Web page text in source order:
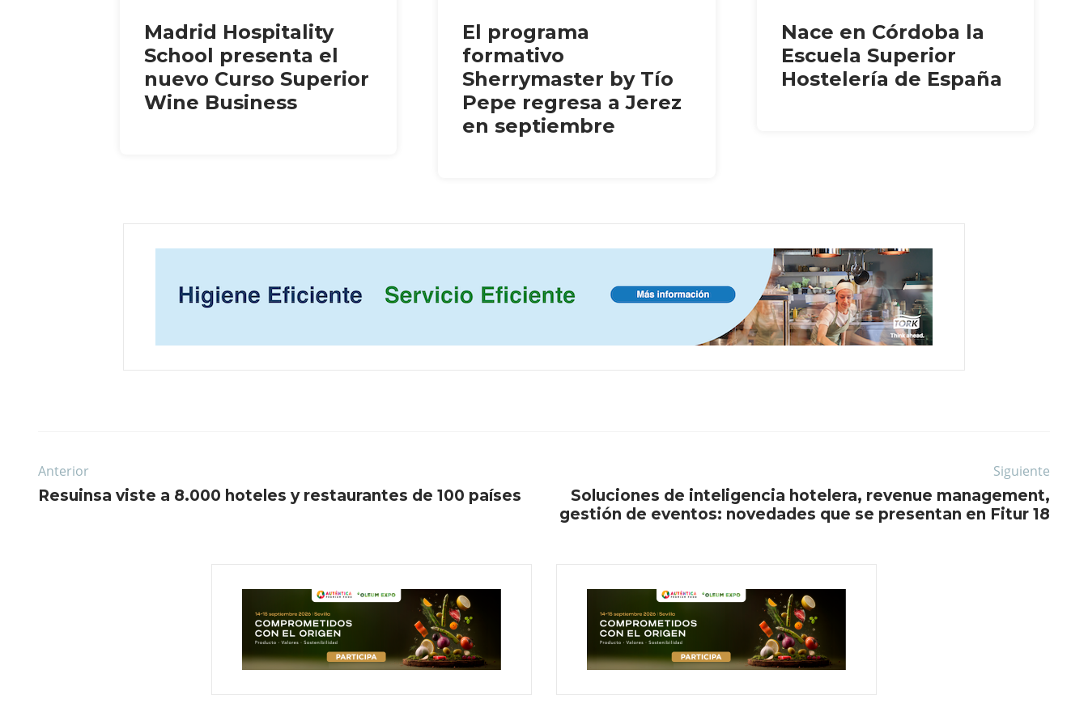
Madrid Hospitality
School presenta el
nuevo Curso Superior
Wine Business
El programa
formativo
Sherrymaster by Tío
Pepe regresa a Jerez
en septiembre
Nace en Córdoba la
Escuela Superior
Hostelería de España
Anterior
Resuinsa viste a 8.000 hoteles y restaurantes de 100 países
Siguiente
Soluciones de inteligencia hotelera, revenue management,
gestión de eventos: novedades que se presentan en Fitur 18